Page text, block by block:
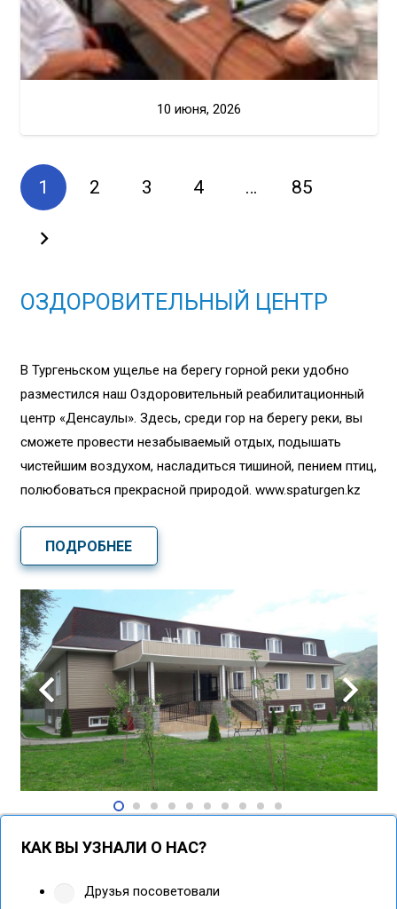
10 июня, 2026
1 2 3 4 … 85
ОЗДОРОВИТЕЛЬНЫЙ ЦЕНТР
В Тургеньском ущелье на берегу горной реки удобно
разместился наш Оздоровительный реабилитационный
центр «Денсаулық». Здесь, среди гор на берегу реки, вы
сможете провести незабываемый отдых, подышать
чистейшим воздухом, насладиться тишиной, пением птиц,
полюбоваться прекрасной природой. www.spaturgen.kz
ПОДРОБНЕЕ
КАК ВЫ УЗНАЛИ О НАС?
Друзья посоветовали